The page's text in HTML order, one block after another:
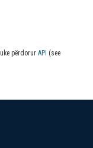
përdorur API (see